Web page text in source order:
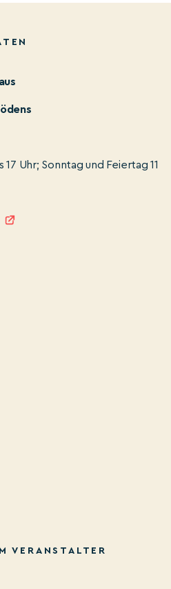
17 Uhr; Sonntag und Feiertag 11
VERANSTALTER